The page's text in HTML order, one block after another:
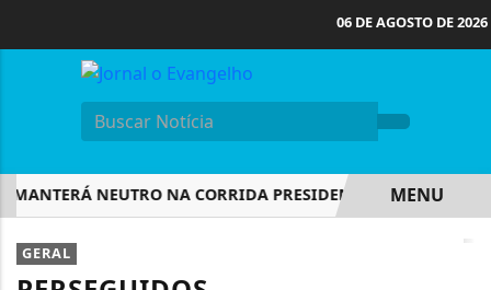
06 DE AGOSTO DE 2026
NEUTRO NA CORRIDA PRESIDENCIAL ENTENDA
EM ALTA
MENU
GERAL